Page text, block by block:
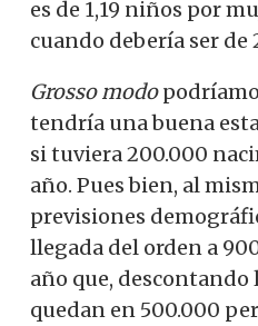
es de 1,19 niños por
cuando debería ser de
Grosso modo
tendría una buena
si tuviera 200.000
año. Pues bien, al
previsiones
llegada del orden a
año que, descontando
quedan en 500.000